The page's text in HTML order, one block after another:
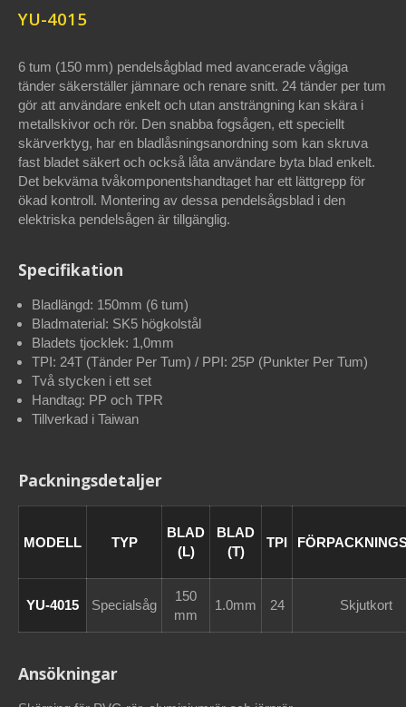
YU-4015
6 tum (150 mm) pendelsågblad med avancerade vågiga
tänder säkerställer jämnare och renare snitt. 24 tänder per tum
gör att användare enkelt och utan ansträngning kan skära i
metallskivor och rör. Den snabba fogsågen, ett speciellt
skärverktyg, har en bladlåsningsanordning som kan skruva
fast bladet säkert och också låta användare byta blad enkelt.
Det bekväma tvåkomponentshandtaget har ett lättgrepp för
ökad kontroll. Montering av dessa pendelsågsblad i den
elektriska pendelsågen är tillgänglig.
Specifikation
Bladlängd: 150mm (6 tum)
Bladmaterial: SK5 högkolstål
Bladets tjocklek: 1,0mm
TPI: 24T (Tänder Per Tum) / PPI: 25P (Punkter Per Tum)
Två stycken i ett set
Handtag: PP och TPR
Tillverkad i Taiwan
Packningsdetaljer
MODELL TYP
BLAD
(L)
BLAD
(T)
TPI
YU-4015 Specialsåg
150
mm
1.0mm 24 Skjutkort
Ansökningar